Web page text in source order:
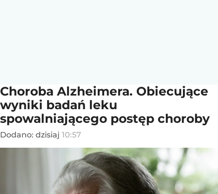
Choroba Alzheimera. Obiecujące
wyniki badań leku
spowalniającego postęp choroby
Dodano: dzisiaj 10:57